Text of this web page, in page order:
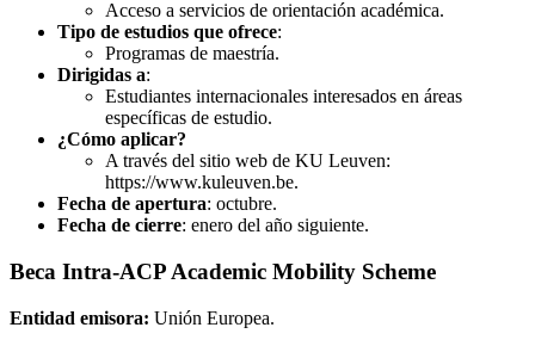
Acceso a servicios de orientación académica.
Tipo de estudios que ofrece:
Programas de maestría.
Dirigidas a:
Estudiantes internacionales interesados en áreas
específicas de estudio.
¿Cómo aplicar?
A través del sitio web de KU Leuven:
https://www.kuleuven.be.
Fecha de apertura: octubre.
Fecha de cierre: enero del año siguiente.
Beca Intra-ACP Academic Mobility Scheme
Entidad emisora: Unión Europea.